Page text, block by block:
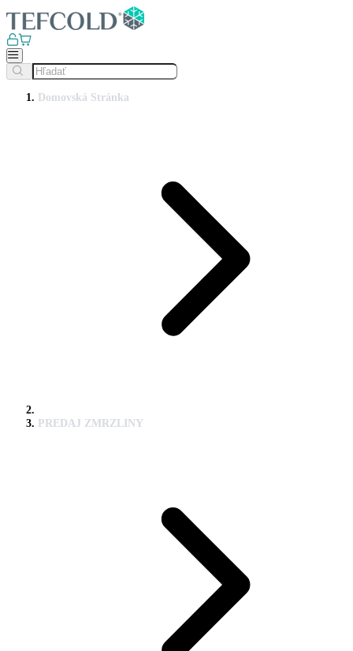
Domovská Stránka
PREDAJ ZMRZLINY